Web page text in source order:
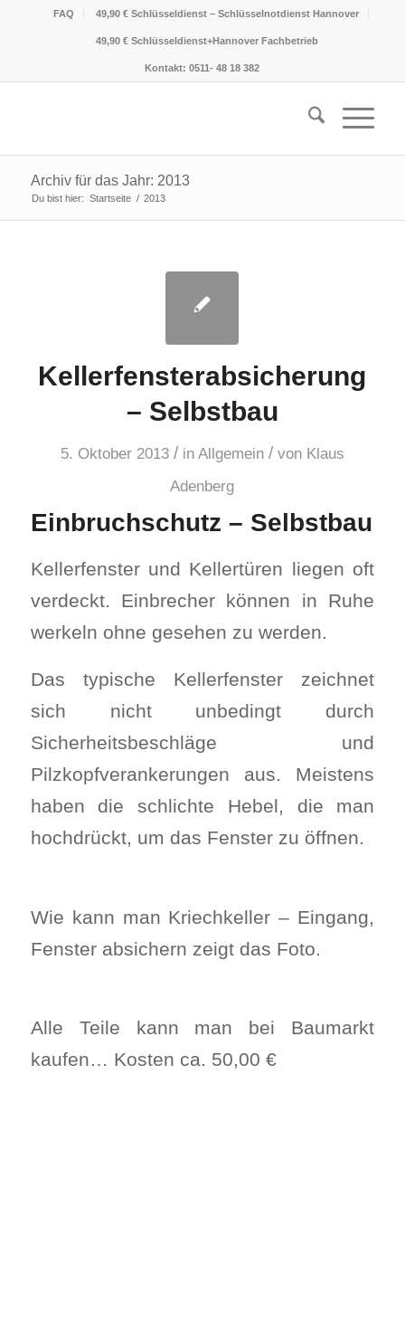
FAQ 49,90 € Schlüsseldienst – Schlüsselnotdienst Hannover
49,90 € Schlüsseldienst+Hannover Fachbetrieb
Kontakt: 0511- 48 18 382
Archiv für das Jahr: 2013
Du bist hier: Startseite / 2013
Kellerfensterabsicherung
– Selbstbau
5. Oktober 2013 / in Allgemein / von Klaus
Adenberg
Einbruchschutz – Selbstbau
Kellerfenster und Kellertüren liegen oft
verdeckt. Einbrecher können in Ruhe
werkeln ohne gesehen zu werden.
Das typische Kellerfenster zeichnet
sich nicht unbedingt durch
Sicherheitsbeschläge und
Pilzkopfverankerungen aus. Meistens
haben die schlichte Hebel, die man
hochdrückt, um das Fenster zu öffnen.
Wie kann man Kriechkeller – Eingang,
Fenster absichern zeigt das Foto.
Alle Teile kann man bei Baumarkt
kaufen… Kosten ca. 50,00 €